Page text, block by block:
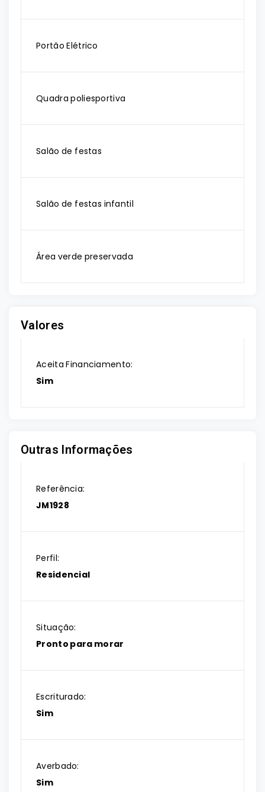
Portão Elétrico
Quadra poliesportiva
Salão de festas
Salão de festas infantil
Área verde preservada
Valores
Aceita Financiamento:
Sim
Outras Informações
Referência:
JM1928
Perfil:
Residencial
Situação:
Pronto para morar
Escriturado:
Sim
Averbado:
Sim